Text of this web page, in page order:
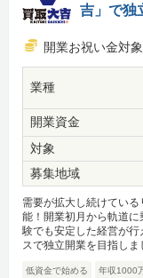
吉」で独
開業お祝い金対
業種
開業資金
対象
募集地域
需要が拡大し続けてい
能！開業初月から軌道
験でも安定した経営が
スで独立開業を目指しま
低資金で始める 年収1000